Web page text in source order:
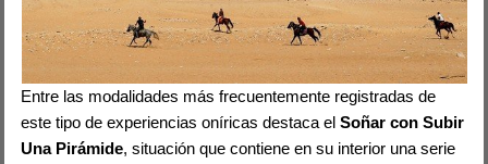
Entre las modalidades más frecuentemente registradas de
este tipo de experiencias oníricas destaca elSoñar con Subir
Una Pirámide, situación que contiene en su interior una serie